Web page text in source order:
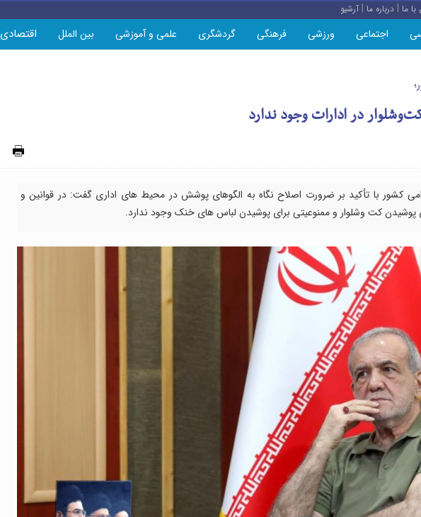
ما |درباره ما |آرشیو
اجتماعی ورزشی فرهنگی گردشگری علمی و آموزشی بین الملل اقتصادی
در ادارات وجود ندارد
کشور با تأکید بر ضرورت اصلاح نگاه به الگوهای پوشش در محیط های اداری گفت: در قوانین و
پوشیدن کت وشلوار و ممنوعیتی برای پوشیدن لباس های خنک وجود ندارد.